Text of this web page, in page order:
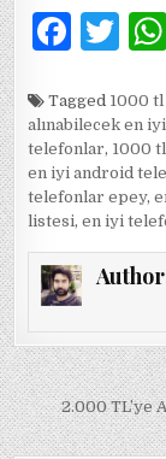
F
c
e
b
o
o
k
T
it
te
r
Tagged 1000
alınabilecek en
telefonlar, 1000
en iyi android
telefonlar epey,
listesi,en iyi
Yazı2.000 TL’ye